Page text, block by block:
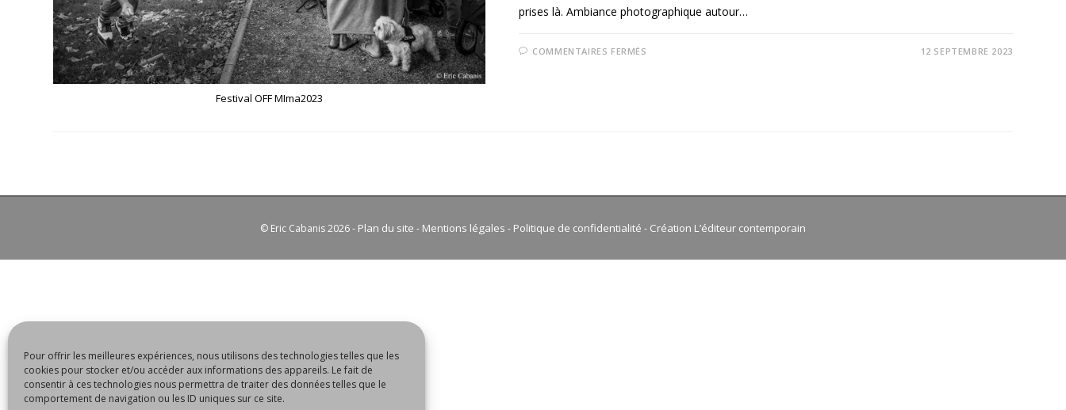
Pour offrir les meilleures expériences, nous utilisons des technologies telles que les
cookies pour stocker et/ou accéder aux informations des appareils. Le fait de
consentir à ces technologies nous permettra de traiter des données telles que le
comportement de navigation ou les ID uniques sur ce site.
Festival OFF MIma2023
prises là. Ambiance photographique autour…
COMMENTAIRES FERMÉS 12 SEPTEMBRE 2023
© Eric Cabanis2026 - Plan du site - Mentions légales - Politique de confidentialité - Création L’éditeur contemporain